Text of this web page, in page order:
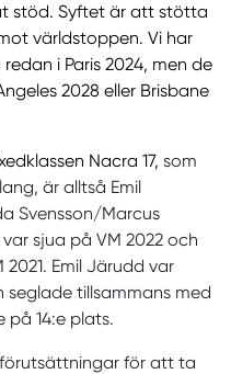
stöd. Syftet är att stötta
världstoppen. Vi har
i Paris 2024, men de
2028 eller Brisbane
Nacra 17, som
är alltså Emil
Svensson/Marcus
sjua på VM 2022 och
Emil Järudd var
seglade tillsammans med
på 14:e plats.
för att ta